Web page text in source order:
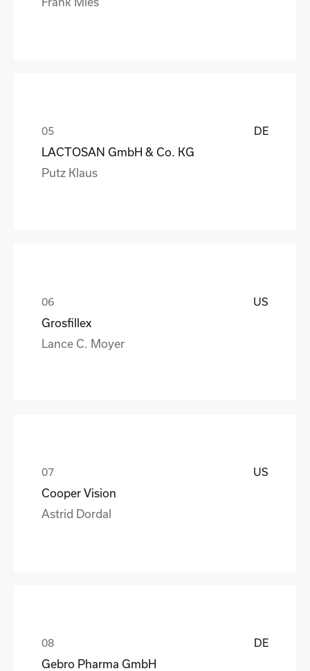
DE
LACTOSAN GmbH & Co. KG
Putz Klaus
US
Grosfillex
Lance C. Moyer
US
Cooper Vision
Astrid Dordal
DE
Gebro Pharma GmbH